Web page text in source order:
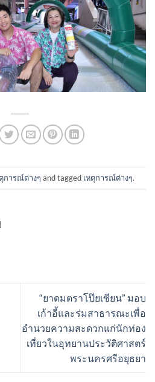
การณ์ต่างๆ and tagged เหตุการณ์ต่างๆ.
“ยาดมตราโป๊ยเซียน” มอบ
เก้าอี้และร่มสาธารณะเพื่อ
อำนวยความสะดวกแก่นักท่อง
เที่ยวในอุทยานประวัติศาสตร์
พระนครศรีอยุธยา